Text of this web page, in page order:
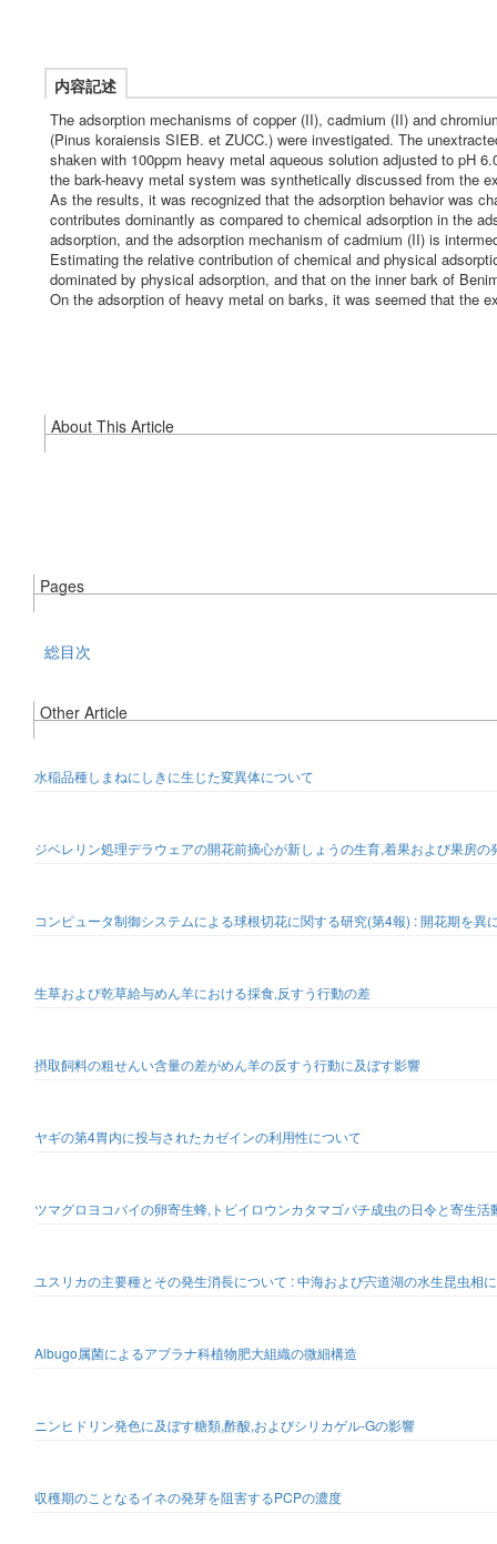
内容記述
The adsorption mechanisms of copper (II), cadmium (II) and
(Pinus koraiensis SIEB. et ZUCC.) were investigated. The
shaken with 100ppm heavy metal aqueous solution adjusted to pH
the bark-heavy metal system was synthetically discussed from the
As the results, it was recognized that the adsorption behavior was
contributes dominantly as compared to chemical adsorption in the
adsorption, and the adsorption mechanism of cadmium (II) is
Estimating the relative contribution of chemical and physical
dominated by physical adsorption, and that on the inner bark of
On the adsorption of heavy metal on barks, it was seemed that the
About This Article
Pages
総目次
Other Article
水稲品種しまねにしきに生じた変異体について
ジベレリン処理デラウェアの開花前摘心が新しょうの生育,着果および果房の
コンピュータ制御システムによる球根切花に関する研究(第4報) : 開花期を
生草および乾草給与めん羊における採食,反すう行動の差
摂取飼料の粗せんい含量の差がめん羊の反すう行動に及ぼす影響
ヤギの第4胃内に投与されたカゼインの利用性について
ツマグロヨコバイの卵寄生蜂,トビイロウンカタマゴバチ成虫の日令と寄生
ユスリカの主要種とその発生消長について : 中海および宍道湖の水生昆虫相
Albugo属菌によるアブラナ科植物肥大組織の微細構造
ニンヒドリン発色に及ぼす糖類,酢酸,およびシリカゲル-Gの影響
収穫期のことなるイネの発芽を阻害するPCPの濃度